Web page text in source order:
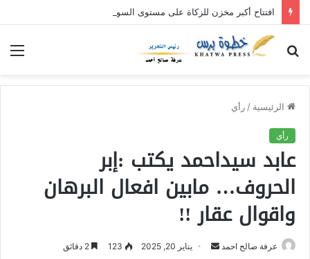
افتتاح أكبر مخزن للزكاة على مستوى السودان بولاية القضارف
الرئيسية / رأي
رأي
عابد سيداحمد يكتب :إبر
الحروف… مابين افعال البرهان
واقوال عقار !!
عرفة صالح احمد يناير 20, 2025 123